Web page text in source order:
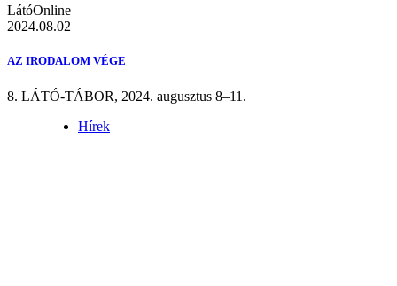
LátóOnline
2024.08.02
AZ IRODALOM VÉGE
8. LÁTÓ-TÁBOR, 2024. augusztus 8–11.
Hírek